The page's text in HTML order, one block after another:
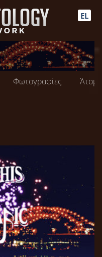
EL
Φωτογραφίες